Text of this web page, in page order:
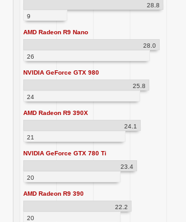
28.8
9
AMD Radeon R9 Nano
28.0
26
NVIDIA GeForce GTX 980
25.8
24
AMD Radeon R9 390X
24.1
21
NVIDIA GeForce GTX 780 Ti
23.4
20
AMD Radeon R9 390
22.2
20